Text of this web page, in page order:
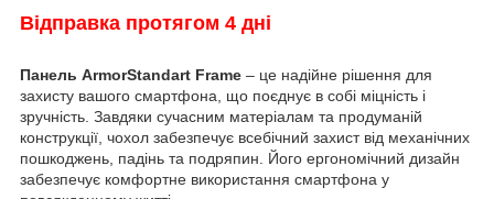
Відправка протягом 4 дні
Панель ArmorStandart Frame – це надійне рішення для
захисту вашого смартфона, що поєднує в собі міцність і
зручність. Завдяки сучасним матеріалам та продуманій
конструкції, чохол забезпечує всебічний захист від механічних
пошкоджень, падінь та подряпин. Його ергономічний дизайн
забезпечує комфортне використання смартфона у